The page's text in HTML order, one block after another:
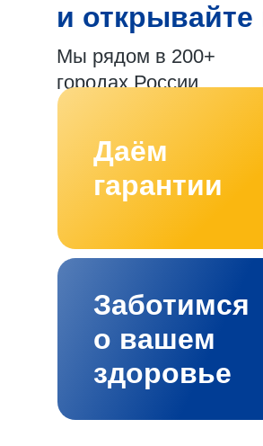
и открывайте
Мы рядом в 200+
городах России
Даём
гарантии
Заботимся
о вашем
здоровье